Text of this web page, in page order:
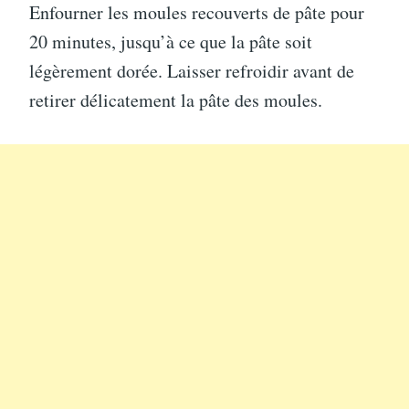
Enfourner les moules recouverts de pâte pour
20 minutes, jusqu’à ce que la pâte soit
légèrement dorée. Laisser refroidir avant de
retirer délicatement la pâte des moules.